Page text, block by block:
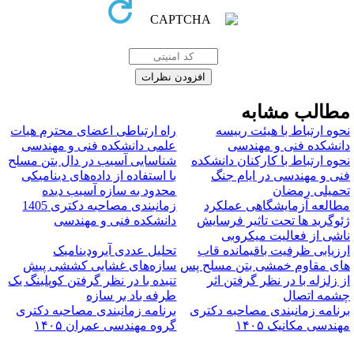
مشابه
ارتباط با هیئت رییسه
فنی و مهندسی
راه ارتباطی اعضای محترم هیات
علمی دانشکده فنی و مهندسی
ارتباط با کارکنان دانشکده
و مهندسی در ایام جنگ
رمضان
شناسایی آسیب در دال بتن مسلح
با استفاده از داده‌های دینامیکی
محدود به سازه آسیب دیده
آزمایشگاهی عملکرد
ها تحت تاثیر فرسایش
از فعالیت میکروبی
زمانبندی مصاحبه دکتری 1405
دانشکده فنی و مهندسی
ظرفیت باقیمانده قاب
مقاوم خمشی بتن مسلح پس
زلزله با در نظر گرفتن اثر
اتصال
تحلیل عددی آیرودینامیک
سازه‌‌های غشایی کششی پیش
تنیده با در نظر گرفتن کوپلینگ یک
طرفه باد بر سازه
زمانبندی مصاحبه دکتری
مکانیک ۱۴۰۵
برنامه زمانبندی مصاحبه دکتری
گروه مهندسی عمران ۱۴۰۵